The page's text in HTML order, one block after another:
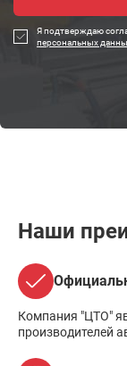
Я подтверждаю
персональных
Наши
Компания "ЦТО"
производителей